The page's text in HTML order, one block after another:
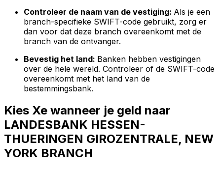
Controleer de naam van de vestiging: Als je een
branch-specifieke SWIFT-code gebruikt, zorg er
dan voor dat deze branch overeenkomt met de
branch van de ontvanger.
Bevestig het land: Banken hebben vestigingen
over de hele wereld. Controleer of de SWIFT-code
overeenkomt met het land van de
bestemmingsbank.
Kies Xe wanneer je geld naar
LANDESBANK HESSEN-
THUERINGEN GIROZENTRALE, NEW
YORK BRANCH